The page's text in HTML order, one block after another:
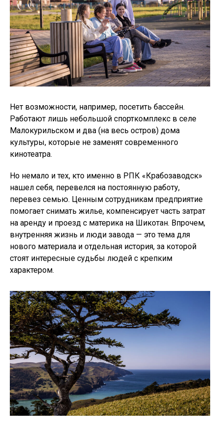
Нет возможности, например, посетить бассейн.
Работают лишь небольшой спорткомплекс в селе
Малокурильском и два (на весь остров) дома
культуры, которые не заменят современного
кинотеатра.
Но немало и тех, кто именно в РПК «Крабозаводск»
нашел себя, перевелся на постоянную работу,
перевез семью. Ценным сотрудникам предприятие
помогает снимать жилье, компенсирует часть затрат
на аренду и проезд с материка на Шикотан. Впрочем,
внутренняя жизнь и люди завода — это тема для
нового материала и отдельная история, за которой
стоят интересные судьбы людей с крепким
характером.